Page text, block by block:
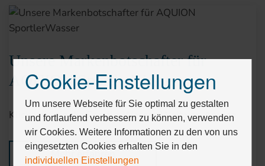
Unsere Markenbotschafter für
AQUION SportlerWasser
Klicke dich in die SportlerWasser-Welt von Aquion.
Mehr erfahren
Drücken
Sie
Tab,
um
durch
die
Optionen
Cookie-Einstellungen
Um unsere Webseite für Sie optimal zu gestalten
und fortlaufend verbessern zu können, verwenden
wir Cookies. Weitere Informationen zu den von uns
eingesetzten Cookies erhalten Sie in den
individuellen Einstellungen